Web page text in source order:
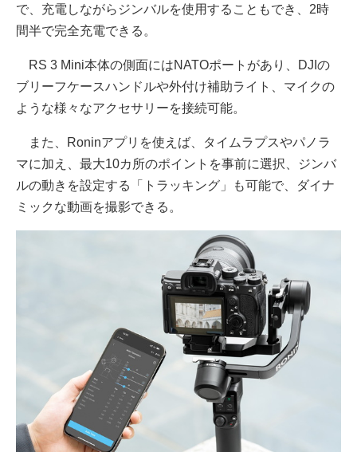
で、充電しながらジンバルを使用することもでき、2時
間半で完全充電できる。
RS 3 Mini本体の側面にはNATOポートがあり、DJIの
ブリーフケースハンドルや外付け補助ライト、マイクの
ような様々なアクセサリーを接続可能。
また、Roninアプリを使えば、タイムラプスやパノラ
マに加え、最大10カ所のポイントを事前に選択、ジンバ
ルの動きを設定する「トラッキング」も可能で、ダイナ
ミックな動画を撮影できる。